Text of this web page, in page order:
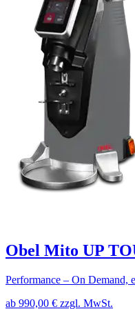
Obel Mito UP
Performance – On Demand,
ab 990,00 € zzgl. MwSt.